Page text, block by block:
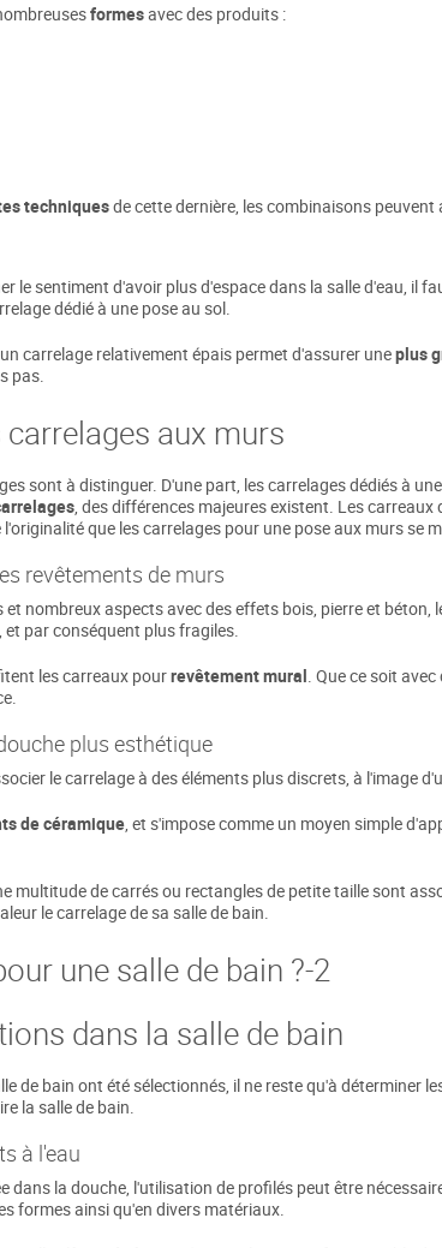
formesavec des produits :
techniquesde cette dernière, les combinaisons peuvent
le sentiment d'avoir plus d'espace dans la salle d'eau, il
dédié à une pose au sol.
carrelage relativement épais permet d'assurer uneplus
pas.
aux murs
sont à distinguer. D'une part, les carrelages dédiés à
, des différences majeures existent. Les
que les carrelages pour une pose aux murs se
revêtements de murs
nombreux aspects avec des effets bois, pierre et
, et par conséquent plus fragiles.
les carreaux pourrevêtement mural . Que ce soit
plus esthétique
le carrelage à des éléments plus discrets, à l'image
de céramique , et s'impose comme un moyen simple
multitude de carrés ou rectangles de petite taille sont
le carrelage de sa salle de bain.
dans la salle de bain
de bain ont été sélectionnés, il ne reste qu'à déterminer
la salle de bain.
à l'eau
dans la douche, l'utilisation de profilés peut être
formes ainsi qu'en divers matériaux.